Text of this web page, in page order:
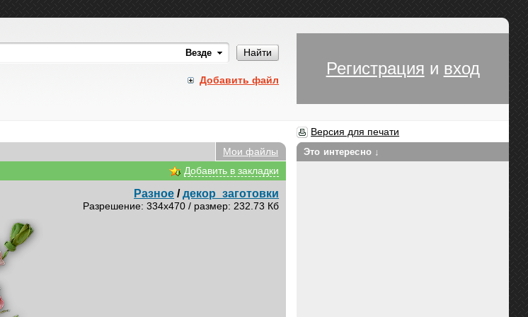
Найти
Добавить файл
Регистрация и вход
Версия для печати
Мои файлы
Добавить в закладки
Разное /декор_заготовки
Разрешение: 334x470 / размер: 232.73 Кб
Это интересно ↓